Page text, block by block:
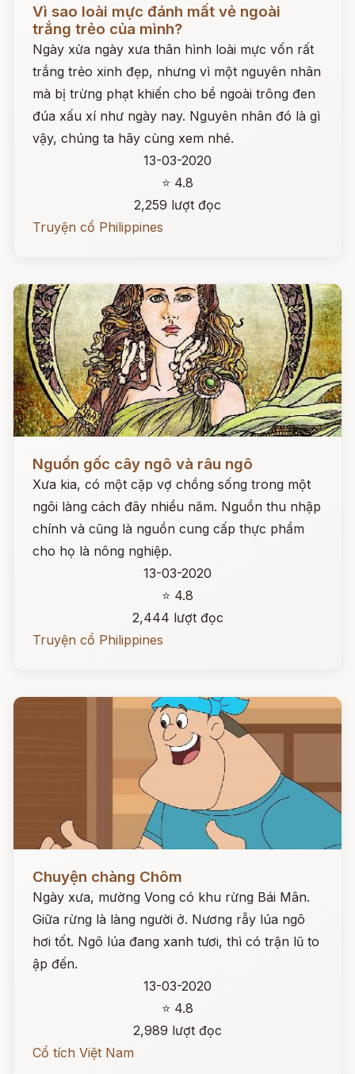
Vì sao loài mực đánh mất vẻ ngoài
trắng trẻo của mình?
Ngày xửa ngày xưa thân hình loài mực vốn rất
trắng trẻo xinh đẹp, nhưng vì một nguyên nhân
mà bị trừng phạt khiến cho bề ngoài trông đen
đúa xấu xí như ngày nay. Nguyên nhân đó là gì
vậy, chúng ta hãy cùng xem nhé.
13-03-2020
⭐ 4.8
2,259 lượt đọc
Truyện cổ Philippines
Đọc ngay
Nguồn gốc cây ngô và râu ngô
Xưa kia, có một cặp vợ chồng sống trong một
ngôi làng cách đây nhiều năm. Nguồn thu nhập
chính và cũng là nguồn cung cấp thực phẩm
cho họ là nông nghiệp.
13-03-2020
⭐ 4.8
2,444 lượt đọc
Truyện cổ Philippines
Chuyện chàng Chôm
Ngày xưa, mường Vong có khu rừng Bái Mân.
Giữa rừng là làng người ở. Nương rẫy lúa ngô
hơi tốt. Ngô lúa đang xanh tươi, thì có trận lũ to
ập đến.
13-03-2020
⭐ 4.8
2,989 lượt đọc
Cổ tích Việt Nam